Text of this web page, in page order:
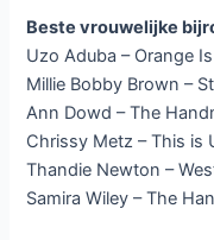
Beste vrouwelijke
Uzo Aduba – Orange
Millie Bobby Brown –
Ann Dowd – The
Chrissy Metz – This is
Thandie Newton –
Samira Wiley – The